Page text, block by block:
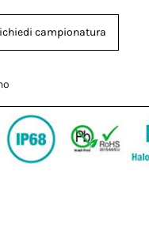
campionatura